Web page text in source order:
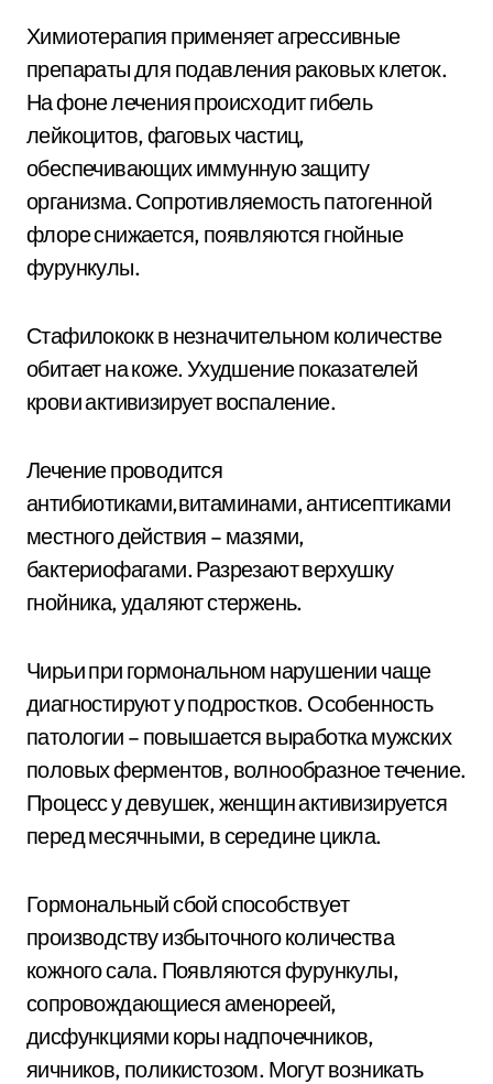
Химиотерапия применяет агрессивные
препараты для подавления раковых клеток.
На фоне лечения происходит гибель
лейкоцитов, фаговых частиц,
обеспечивающих иммунную защиту
организма. Сопротивляемость патогенной
флоре снижается, появляются гнойные
фурункулы.
Стафилококк в незначительном количестве
обитает на коже. Ухудшение показателей
крови активизирует воспаление.
Лечение проводится
антибиотиками,витаминами, антисептиками
местного действия – мазями,
бактериофагами. Разрезают верхушку
гнойника, удаляют стержень.
Чирьи при гормональном нарушении чаще
диагностируют у подростков. Особенность
патологии – повышается выработка мужских
половых ферментов, волнообразное течение.
Процесс у девушек, женщин активизируется
перед месячными, в середине цикла.
Гормональный сбой способствует
производству избыточного количества
кожного сала. Появляются фурункулы,
сопровождающиеся аменореей,
дисфункциями коры надпочечников,
яичников, поликистозом. Могут возникать